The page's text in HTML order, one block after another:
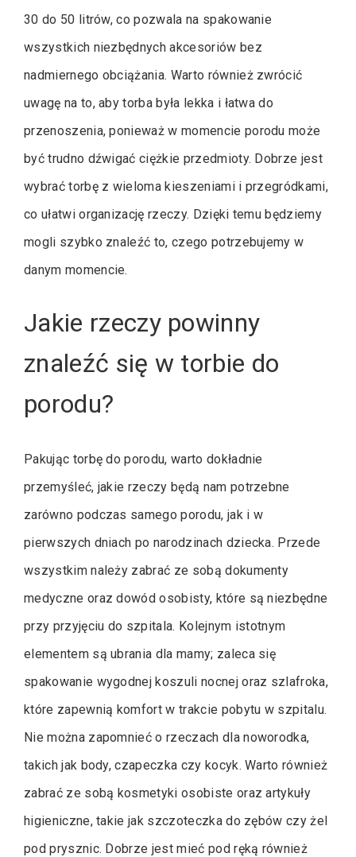
30 do 50 litrów, co pozwala na spakowanie
wszystkich niezbędnych akcesoriów bez
nadmiernego obciążania. Warto również zwrócić
uwagę na to, aby torba była lekka i łatwa do
przenoszenia, ponieważ w momencie porodu może
być trudno dźwigać ciężkie przedmioty. Dobrze jest
wybrać torbę z wieloma kieszeniami i przegródkami,
co ułatwi organizację rzeczy. Dzięki temu będziemy
mogli szybko znaleźć to, czego potrzebujemy w
danym momencie.
Jakie rzeczy powinny
znaleźć się w torbie do
porodu?
Pakując torbę do porodu, warto dokładnie
przemyśleć, jakie rzeczy będą nam potrzebne
zarówno podczas samego porodu, jak i w
pierwszych dniach po narodzinach dziecka. Przede
wszystkim należy zabrać ze sobą dokumenty
medyczne oraz dowód osobisty, które są niezbędne
przy przyjęciu do szpitala. Kolejnym istotnym
elementem są ubrania dla mamy; zaleca się
spakowanie wygodnej koszuli nocnej oraz szlafroka,
które zapewnią komfort w trakcie pobytu w szpitalu.
Nie można zapomnieć o rzeczach dla noworodka,
takich jak body, czapeczka czy kocyk. Warto również
zabrać ze sobą kosmetyki osobiste oraz artykuły
higieniczne, takie jak szczoteczka do zębów czy żel
pod prysznic. Dobrze jest mieć pod ręką również